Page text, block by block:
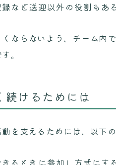
など送迎以外の役割もある
ならないよう、チーム内
。
けるためには
を支えるためには、以下
るときに参加」方式にする